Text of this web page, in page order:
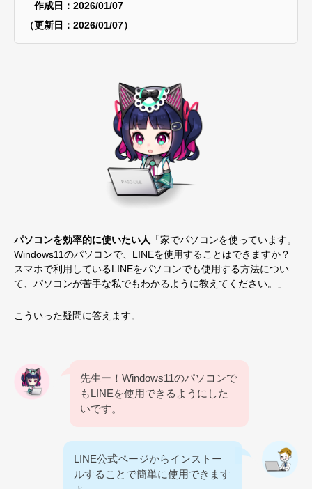
作成日：2026/01/07
（更新日：2026/01/07）
パソコンを効率的に使いたい人 「家でパソコンを使っています。
Windows11のパソコンで、LINEを使用することはできますか？
スマホで利用しているLINEをパソコンでも使用する方法につい
て、パソコンが苦手な私でもわかるように教えてください。」
こういった疑問に答えます。
先生ー！Windows11のパソコンで
もLINEを使用できるようにした
いです。
LINE公式ページからインストー
ルすることで簡単に使用できます